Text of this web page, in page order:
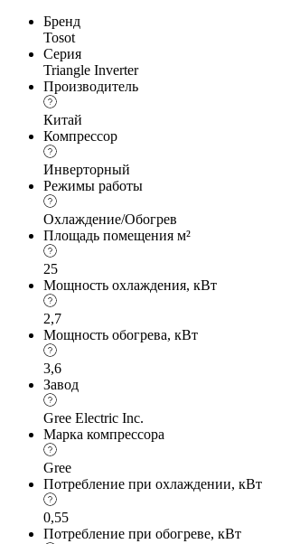
Бренд
Tosot
Серия
Triangle Inverter
Производитель
Китай
Компрессор
Инверторный
Режимы работы
Охлаждение/Обогрев
Площадь помещения м²
25
Мощность охлаждения, кВт
2,7
Мощность обогрева, кВт
3,6
Завод
Gree Electric Inc.
Марка компрессора
Gree
Потребление при охлаждении, кВт
0,55
Потребление при обогреве, кВт